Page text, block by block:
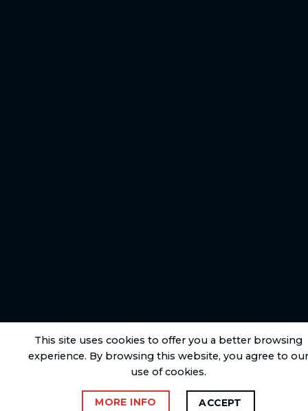
This site uses cookies to offer you a better browsing
experience. By browsing this website, you agree to our
use of cookies.
MORE INFO ACCEPT